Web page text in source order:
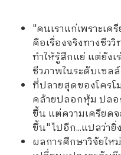
"คนเราแก่เพราะเ
คือเรื่องจริงทางชีววิ
ทำให้รู้สึกแย่ แต่ยังเ
ชีวภาพในระดับเซลล์
ที่ปลายสุดของโครโ
คล้ายปลอกหุ้ม ปลอ
ขึ้น แต่ความเครียดจ
ขึ้น" ไปอีก...แปลว่า
ผลการศึกษาวิจัยให